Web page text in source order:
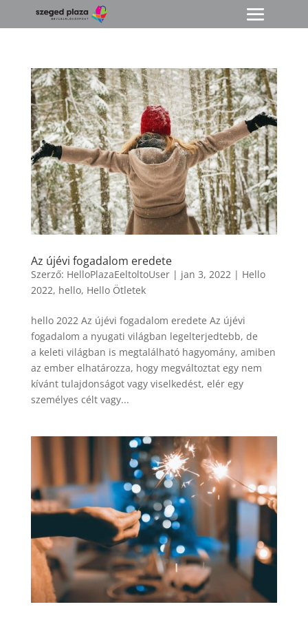
Az újévi fogadalom eredete
Szerző: HelloPlazaEeltoltoUser| jan 3, 2022| Hello
2022, hello, Hello Ötletek
hello 2022 Az újévi fogadalom eredete Az újévi
fogadalom a nyugati világban legelterjedtebb, de
a keleti világban is megtalálható hagyomány, amiben
az ember elhatározza, hogy megváltoztat egy nem
kívánt tulajdonságot vagy viselkedést, elér egy
személyes célt vagy...